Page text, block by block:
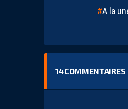
A la
14COMMENTAIRES